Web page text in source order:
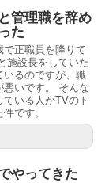
管理職を辞め
た
正職員を降りて
施設長をしていた
いるのですが、職
いです。 そんな
いる人がTVのト
です。
やってきた